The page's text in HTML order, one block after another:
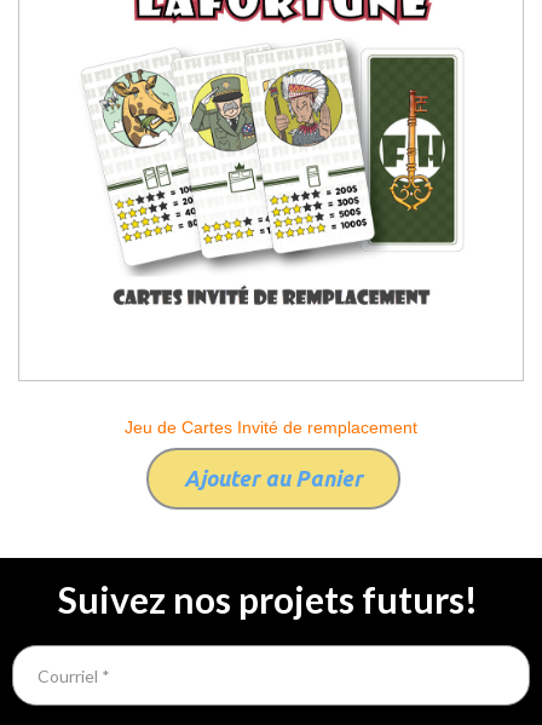
Jeu de Cartes Invité de remplacement
Ajouter au Panier
Suivez nos projets futurs!